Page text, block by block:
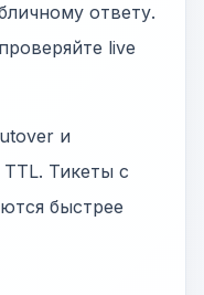
ответу.
live
и
Тикеты с
быстрее